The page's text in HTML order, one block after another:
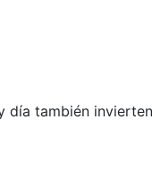
día también